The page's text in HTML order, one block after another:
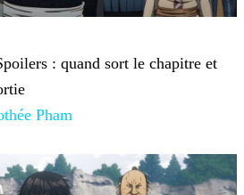
: quand sort le chapitre et
Pham